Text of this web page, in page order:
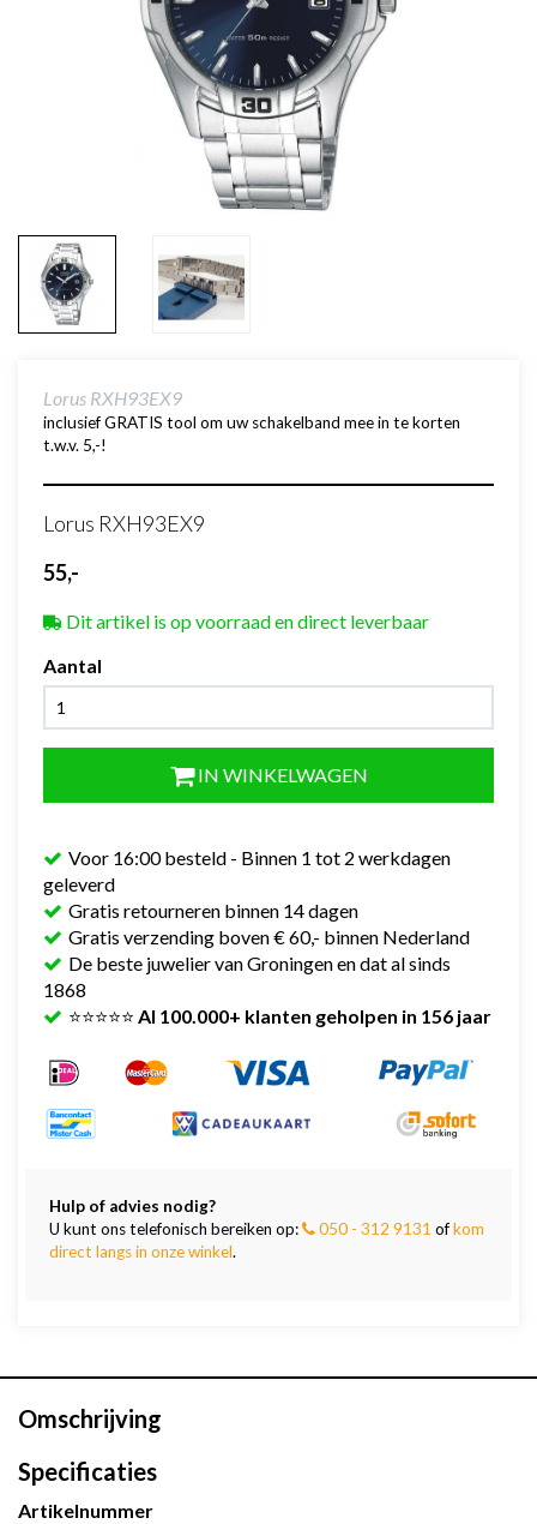
Lorus RXH93EX9
inclusief GRATIS tool om uw schakelband mee in te korten
t.w.v. 5,-!
Lorus RXH93EX9
55,-
Dit artikel is op voorraad en direct leverbaar
Aantal
IN WINKELWAGEN
Voor 16:00 besteld - Binnen 1 tot 2 werkdagen
geleverd
Gratis retourneren binnen 14 dagen
Gratis verzending boven € 60,- binnen Nederland
De beste juwelier van Groningen en dat al sinds
1868
⭐⭐⭐⭐⭐ Al 100.000+ klanten geholpen in 156 jaar
Hulp of advies nodig?
U kunt ons telefonisch bereiken op:
050 - 312 9131 ofkom
direct langs in onze winkel.
Omschrijving
Specificaties
Artikelnummer